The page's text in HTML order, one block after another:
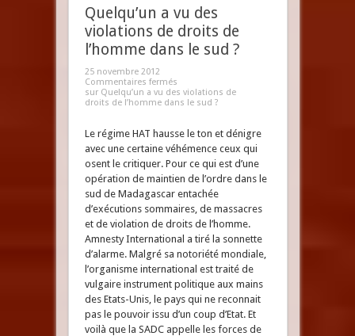
Quelqu’un a vu des
violations de droits de
l’homme dans le sud ?
25 novembre 2012
Commentaires fermés
sur Quelqu’un a vu des violations de
droits de l’homme dans le sud ?
Le régime HAT hausse le ton et dénigre
avec une certaine véhémence ceux qui
osent le critiquer. Pour ce qui est d’une
opération de maintien de l’ordre dans le
sud de Madagascar entachée
d’exécutions sommaires, de massacres
et de violation de droits de l’homme.
Amnesty International a tiré la sonnette
d’alarme. Malgré sa notoriété mondiale,
l’organisme international est traité de
vulgaire instrument politique aux mains
des Etats-Unis, le pays qui ne reconnait
pas le pouvoir issu d’un coup d’Etat. Et
voilà que la SADC appelle les forces de